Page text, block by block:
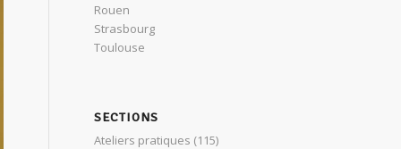
Rouen
Strasbourg
Toulouse
SECTIONS
Ateliers pratiques (115)